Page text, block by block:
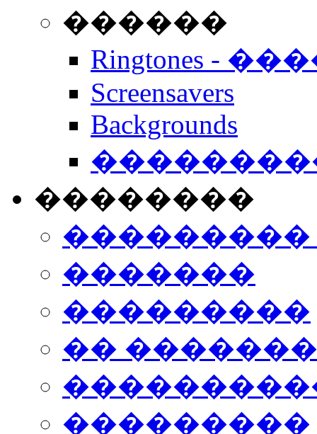
������
Ringtones -
Screensavers
Backgrounds
��������
���������
�������
���������
��
���������